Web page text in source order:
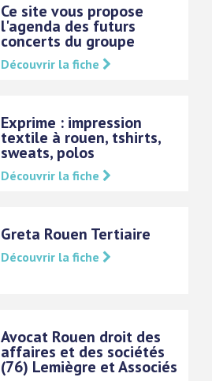
Ce site vous propose
l'agenda des futurs
concerts du groupe
Découvrir la fiche
Exprime : impression
textile à rouen, tshirts,
sweats, polos
Découvrir la fiche
Greta Rouen Tertiaire
Découvrir la fiche
Avocat Rouen droit des
affaires et des sociétés
(76) Lemiègre et Associés